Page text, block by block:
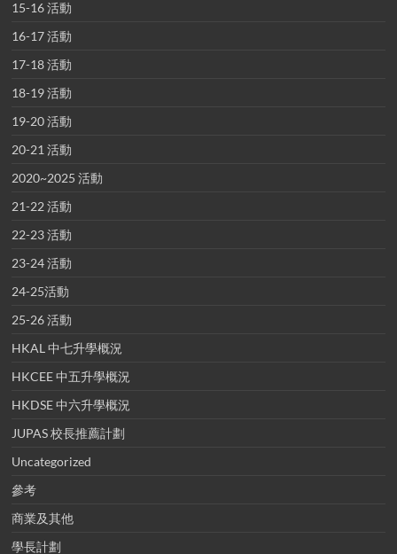
15-16 活動
16-17 活動
17-18 活動
18-19 活動
19-20 活動
20-21 活動
2020~2025 活動
21-22 活動
22-23 活動
23-24 活動
24-25活動
25-26 活動
HKAL 中七升學概況
HKCEE 中五升學概況
HKDSE 中六升學概況
JUPAS 校長推薦計劃
Uncategorized
參考
商業及其他
學長計劃